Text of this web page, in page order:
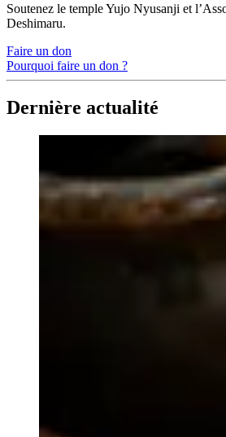
Soutenez le temple Yujo Nyusanji et
Deshimaru.
Faire un don
Pourquoi faire un don ?
Dernière actualité